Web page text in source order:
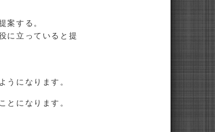
案する。
に立っていると提
うになります。
とになります。